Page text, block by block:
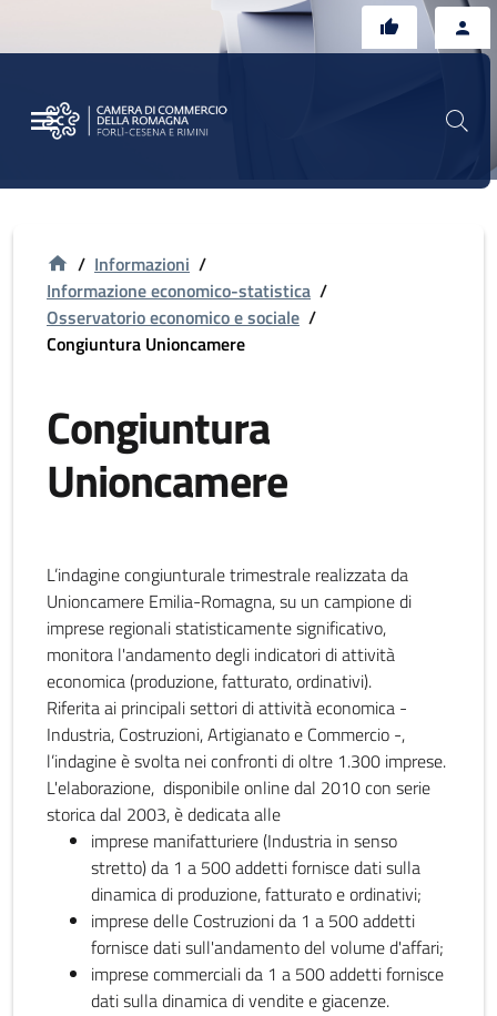
/ Informazioni /
Informazione economico-statistica /
Osservatorio economico e sociale /
Congiuntura Unioncamere
Congiuntura
Unioncamere
L’indagine congiunturale trimestrale realizzata da
Unioncamere Emilia-Romagna, su un campione di
imprese regionali statisticamente significativo,
monitora l'andamento degli indicatori di attività
economica (produzione, fatturato, ordinativi).
Riferita ai principali settori di attività economica -
Industria, Costruzioni, Artigianato e Commercio -,
l’indagine è svolta nei confronti di oltre 1.300 imprese.
L'elaborazione, disponibile online dal 2010 con serie
storica dal 2003, è dedicata alle
imprese manifatturiere (Industria in senso
stretto) da 1 a 500 addetti fornisce dati sulla
dinamica di produzione, fatturato e ordinativi;
imprese delle Costruzioni da 1 a 500 addetti
fornisce dati sull'andamento del volume d'affari;
imprese commerciali da 1 a 500 addetti fornisce
dati sulla dinamica di vendite e giacenze.